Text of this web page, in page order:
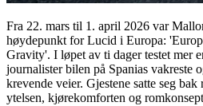
Fra 22. mars til 1. april 2026 var
høydepunkt for Lucid i Europa:
Gravity'. I løpet av ti dager testet mer
journalister bilen på Spanias vakreste
krevende veier. Gjestene satte seg
ytelsen, kjørekomforten og